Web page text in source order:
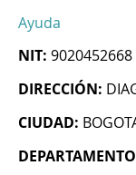
Ayuda
NIT: 9020452668
DIRECCIÓN:
CIUDAD: